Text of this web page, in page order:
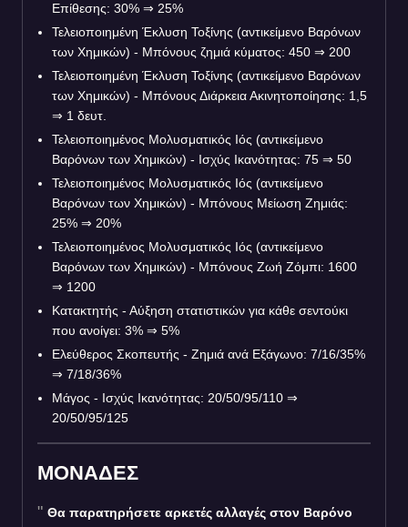
Επίθεσης: 30% ⇒ 25%
Τελειοποιημένη Έκλυση Τοξίνης (αντικείμενο Βαρόνων
των Χημικών) - Μπόνους ζημιά κύματος: 450 ⇒ 200
Τελειοποιημένη Έκλυση Τοξίνης (αντικείμενο Βαρόνων
των Χημικών) - Μπόνους Διάρκεια Ακινητοποίησης: 1,5
⇒ 1 δευτ.
Τελειοποιημένος Μολυσματικός Ιός (αντικείμενο
Βαρόνων των Χημικών) - Ισχύς Ικανότητας: 75 ⇒ 50
Τελειοποιημένος Μολυσματικός Ιός (αντικείμενο
Βαρόνων των Χημικών) - Μπόνους Μείωση Ζημιάς:
25% ⇒ 20%
Τελειοποιημένος Μολυσματικός Ιός (αντικείμενο
Βαρόνων των Χημικών) - Μπόνους Ζωή Ζόμπι: 1600
⇒ 1200
Κατακτητής - Αύξηση στατιστικών για κάθε σεντούκι
που ανοίγει: 3% ⇒ 5%
Ελεύθερος Σκοπευτής - Ζημιά ανά Εξάγωνο: 7/16/35%
⇒ 7/18/36%
Μάγος - Ισχύς Ικανότητας: 20/50/95/110 ⇒
20/50/95/125
ΜΟΝΑΔΕΣ
Θα παρατηρήσετε αρκετές αλλαγές στον Βαρόνο